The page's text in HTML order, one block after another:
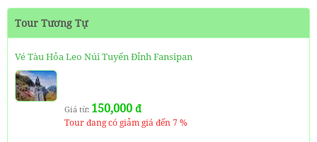
Tour Tương Tự
Vé Tàu Hỏa Leo Núi Tuyến Đỉnh Fansipan
Giá từ: 150,000 đ
Tour đang có giảm giá đến 7 %